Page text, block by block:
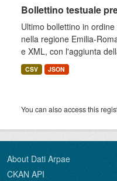
Bollettino testuale
Ultimo bollettino in
nella regione Emilia-
e XML, con l'aggiunta
CSV JSON
You can also access this
About Dati Arpae
CKAN API